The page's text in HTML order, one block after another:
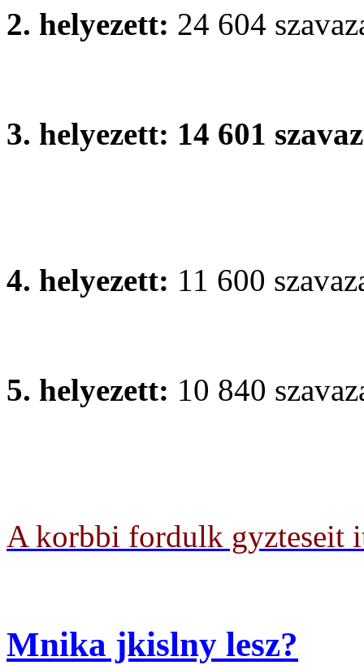
2. helyezett: 24 604
3. helyezett: 14 601
4. helyezett: 11 600
5. helyezett: 10 840
A korbbi fordulk gyzteseit
Mnika jkislny lesz?